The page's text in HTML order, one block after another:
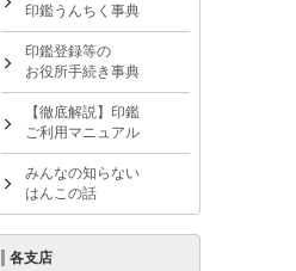
印鑑うんちく事典
印鑑登録等の
お役所手続き事典
【徹底解説】印鑑
ご利用マニュアル
みんなの知らない
はんこの話
各支店